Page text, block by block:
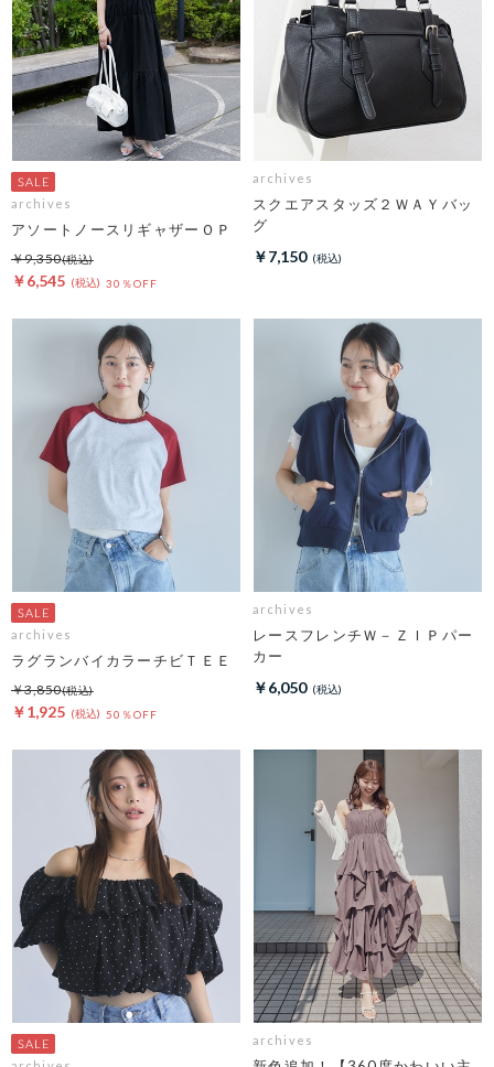
archives
アソートノースリギャザーＯＰ
￥6,545 30％OFF
￥9,350
archives
スクエアスタッズ２ＷＡＹバッ
グ
￥7,150
archives
ラグランバイカラーチビＴＥＥ
￥1,925 50％OFF
￥3,850
archives
レースフレンチＷ－ＺＩＰパー
カー
￥6,050
archives